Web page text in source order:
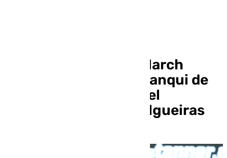
¿En qué consiste el March
Madness? La locura yanqui de
marzo en la que está el
malagueño Álvaro Folgueiras